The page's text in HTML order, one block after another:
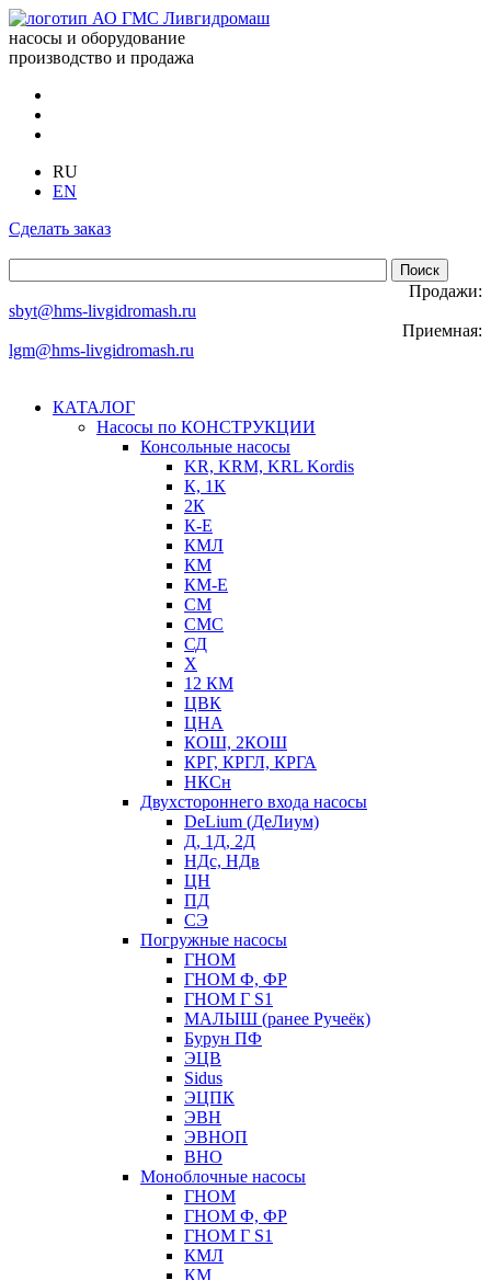
насосы и оборудование
производство и продажа
RU
EN
Сделать заказ
Продажи:
sbyt@hms-livgidromash.ru
Приемная:
lgm@hms-livgidromash.ru
КАТАЛОГ
Насосы по КОНСТРУКЦИИ
Консольные насосы
KR, KRM, KRL Kordis
К, 1К
2К
К-Е
КМЛ
КМ
КМ-Е
СМ
СМС
СД
Х
12 КМ
ЦВК
ЦНА
КОШ, 2КОШ
КРГ, КРГЛ, КРГА
НКСн
Двухстороннего входа насосы
DeLium (ДеЛиум)
Д, 1Д, 2Д
НДс, НДв
ЦН
ПД
СЭ
Погружные насосы
ГНОМ
ГНОМ Ф, ФР
ГНОМ Г S1
МАЛЫШ (ранее Ручеёк)
Бурун ПФ
ЭЦВ
Sidus
ЭЦПК
ЭВН
ЭВНОП
ВНО
Моноблочные насосы
ГНОМ
ГНОМ Ф, ФР
ГНОМ Г S1
КМЛ
КМ